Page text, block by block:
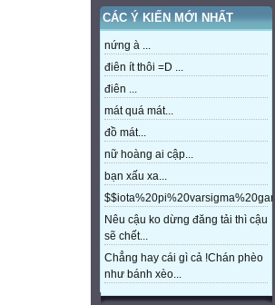
CÁC Ý KIẾN MỚI NHẤT
nứng à ...
điên ít thôi =D ...
điên ...
mát quá mát...
đồ mát...
nữ hoàng ai cập...
bạn xấu xa...
Nêu cậu ko dừng đăng tải thì cậu
sẽ chết...
Chẳng hay cái gì cả !Chán phèo
như bánh xèo...